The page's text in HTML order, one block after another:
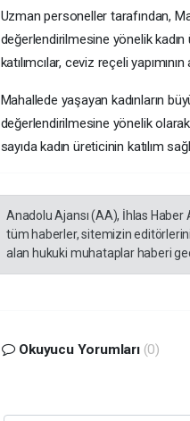
Uzman personeller tarafından,
değerlendirilmesine yönelik
katılımcılar, ceviz reçeli
Mahallede yaşayan kadınların
değerlendirilmesine yönelik
sayıda kadın üreticinin katılım
Anadolu Ajansı (AA), İhlas Haber
tüm haberler, sitemizin
alan hukuki muhataplar haberi
Okuyucu Yorumları (0)